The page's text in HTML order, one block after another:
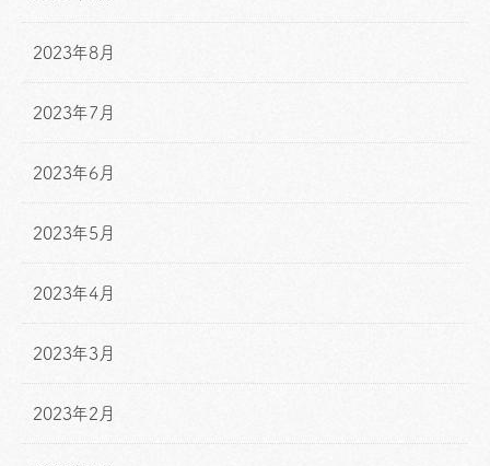
2023年8月
2023年7月
2023年6月
2023年5月
2023年4月
2023年3月
2023年2月